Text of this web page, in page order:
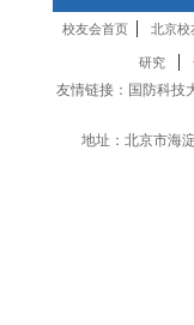
校友会首页 | 北京校
研究 |
友情链接： 国防科技
地址：北京市海